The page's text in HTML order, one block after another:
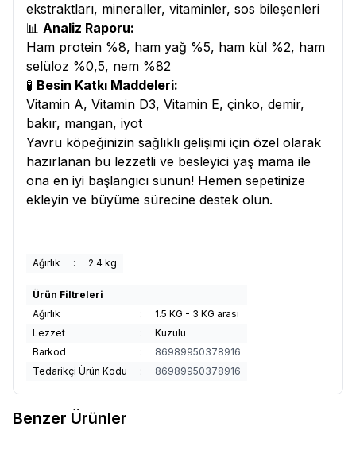
ekstraktları, mineraller, vitaminler, sos bileşenleri
📊 Analiz Raporu:
Ham protein %8, ham yağ %5, ham kül %2, ham
selüloz %0,5, nem %82
🧪 Besin Katkı Maddeleri:
Vitamin A, Vitamin D3, Vitamin E, çinko, demir,
bakır, mangan, iyot
Yavru köpeğinizin sağlıklı gelişimi için özel olarak
hazırlanan bu lezzetli ve besleyici yaş mama ile
ona en iyi başlangıcı sunun! Hemen sepetinize
ekleyin ve büyüme sürecine destek olun.
Ağırlık : 2.4 kg
Ürün Filtreleri
Ağırlık
:
1.5 KG - 3 KG arası
Lezzet
:
Kuzulu
Barkod
:
86989950378916
Tedarikçi Ürün Kodu
: 86989950378916
Benzer Ürünler